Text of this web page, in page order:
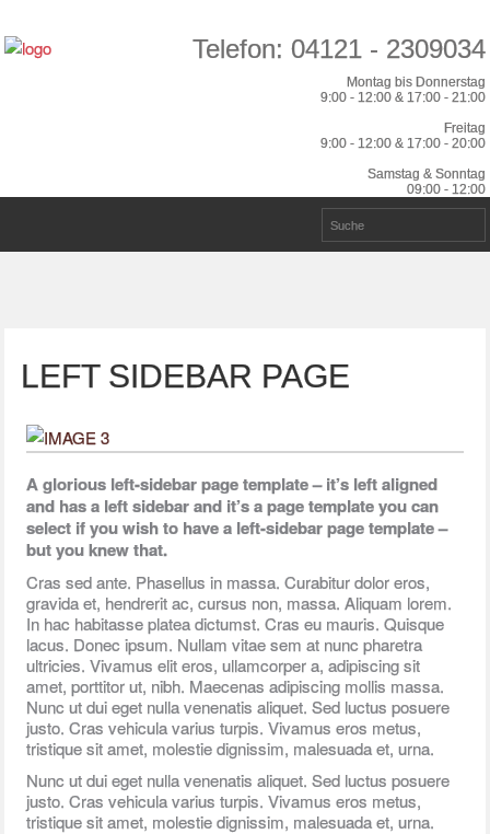
Telefon: 04121 - 2309034
Montag bis Donnerstag
9:00 - 12:00 & 17:00 - 21:00
Freitag
9:00 - 12:00 & 17:00 - 20:00
Samstag & Sonntag
09:00 - 12:00
LEFT SIDEBAR PAGE
A glorious left-sidebar page template – it’s left aligned
and has a left sidebar and it’s a page template you can
select if you wish to have a left-sidebar page template –
but you knew that.
Cras sed ante. Phasellus in massa. Curabitur dolor eros,
gravida et, hendrerit ac, cursus non, massa. Aliquam lorem.
In hac habitasse platea dictumst. Cras eu mauris. Quisque
lacus. Donec ipsum. Nullam vitae sem at nunc pharetra
ultricies. Vivamus elit eros, ullamcorper a, adipiscing sit
amet, porttitor ut, nibh. Maecenas adipiscing mollis massa.
Nunc ut dui eget nulla venenatis aliquet. Sed luctus posuere
justo. Cras vehicula varius turpis. Vivamus eros metus,
tristique sit amet, molestie dignissim, malesuada et, urna.
Nunc ut dui eget nulla venenatis aliquet. Sed luctus posuere
justo. Cras vehicula varius turpis. Vivamus eros metus,
tristique sit amet, molestie dignissim, malesuada et, urna.